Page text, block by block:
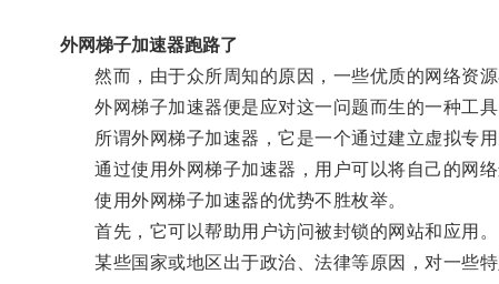
外网梯子加速器跑路了
然而，由于众所周知的原因，一些优质的网络资源
外网梯子加速器便是应对这一问题而生的一种工具
所谓外网梯子加速器，它是一个通过建立虚拟专用
通过使用外网梯子加速器，用户可以将自己的网络
使用外网梯子加速器的优势不胜枚举。
首先，它可以帮助用户访问被封锁的网站和应用。
某些国家或地区出于政治、法律等原因，对一些特